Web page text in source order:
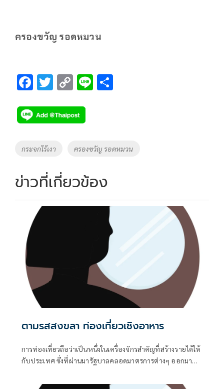
ครองขวัญ รอดหมวน
F
e
b
o
k
T
tt
er
C
p
y
Li
k
Li
Tags
กระจกไร้เงา ครองขวัญ รอดหมวน
ข่าวที่เกี่ยวข้อง
ตามรสสงขลา ท่องเที่ยวเชิงอาหาร
การท่องเที่ยวถือว่าเป็นหนึ่งในเครื่องจักรสำคัญที่สร้างรายได้ให้
กับประเทศ ซึ่งที่ผ่านมารัฐบาลคลอดมาตรการต่างๆ ออกมา
ช่วงต้นปี 2569 ที่ผ่านมานั้น อุตสาหกรรมท่องเที่ยวไทยแม้